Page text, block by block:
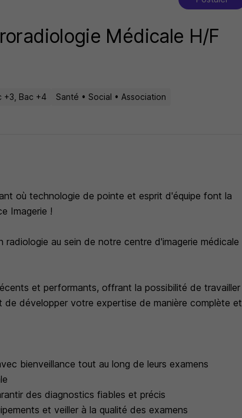
Médicale H/F
+3, Bac +4 Santé • Social • Association
où technologie de pointe et esprit d'équipe font la
Imagerie !
radiologie au sein de notre centre d'imagerie médicale
et performants, offrant la possibilité de travailler
de développer votre expertise de manière complète et
bienveillance tout au long de leurs examens
des diagnostics fiables et précis
et veiller à la qualité des examens